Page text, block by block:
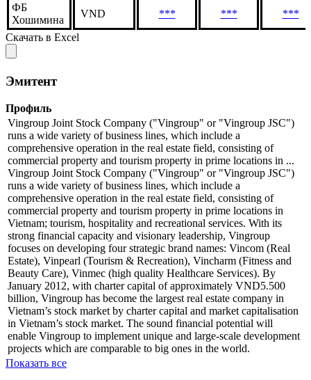
ФБ
Хошимина
VND *** ***
***
Скачать в Excel
Эмитент
Профиль
Vingroup Joint Stock Company ("Vingroup" or "Vingroup JSC")
runs a wide variety of business lines, which include a
comprehensive operation in the real estate field, consisting of
commercial property and tourism property in prime locations in ...
Vingroup Joint Stock Company ("Vingroup" or "Vingroup JSC")
runs a wide variety of business lines, which include a
comprehensive operation in the real estate field, consisting of
commercial property and tourism property in prime locations in
Vietnam; tourism, hospitality and recreational services. With its
strong financial capacity and visionary leadership, Vingroup
focuses on developing four strategic brand names: Vincom (Real
Estate), Vinpearl (Tourism & Recreation), Vincharm (Fitness and
Beauty Care), Vinmec (high quality Healthcare Services). By
January 2012, with charter capital of approximately VND5.500
billion, Vingroup has become the largest real estate company in
Vietnam’s stock market by charter capital and market capitalisation
in Vietnam’s stock market. The sound financial potential will
enable Vingroup to implement unique and large-scale development
projects which are comparable to big ones in the world.
Показать все